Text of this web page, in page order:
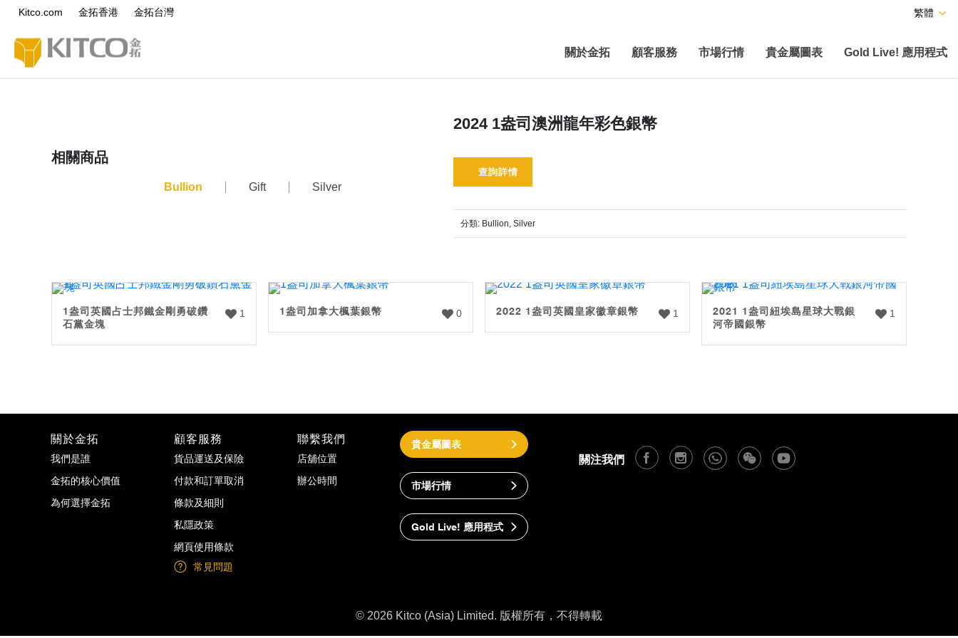
Kitco.com 金拓香港 金拓台灣 繁體
關於金拓 顧客服務 市場行情 貴金屬圖表 Gold Live! 應用程式
2024 1盎司澳洲龍年彩色銀幣
查詢詳情
分類: Bullion, Silver
相關商品
Bullion Gift Silver
1
1盎司英國占士邦鐵金剛勇破鑽
石黨金塊
0
1盎司加拿大楓葉銀幣 1
2022 1盎司英國皇家徽章銀幣 1
2021 1盎司紐埃島星球大戰銀
河帝國銀幣
關於金拓
我們是誰
金拓的核心價值
為何選擇金拓
顧客服務
貨品運送及保險
付款和訂單取消
條款及細則
私隱政策
網頁使用條款
常見問題
聯繫我們
店舖位置
辦公時間
貴金屬圖表
市場行情
Gold Live! 應用程式
關注我們
© 2026 Kitco (Asia) Limited. 版權所有，不得轉載